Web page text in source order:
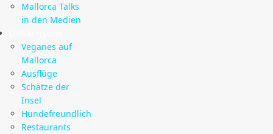
Mallorca Talks
in den Medien
Veganes auf
Mallorca
Ausflüge
Schätze der
Insel
Hundefreundlich
Restaurants